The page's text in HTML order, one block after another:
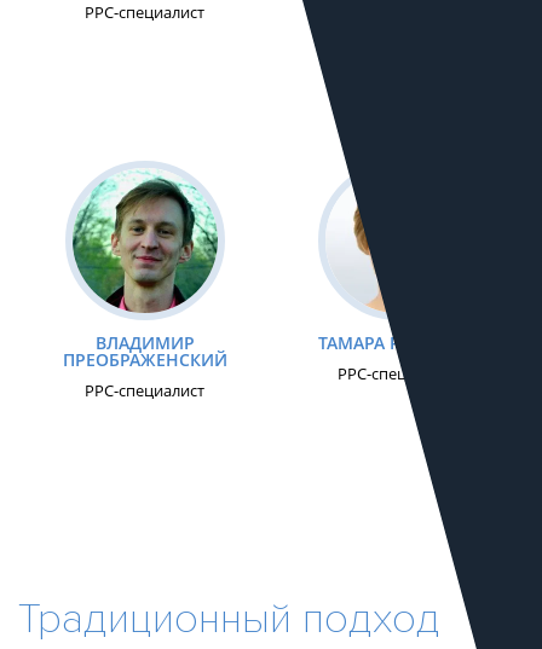
PPC-специалист
ВЛАДИМИР
ПРЕОБРАЖЕНСКИЙ
PPC-специалист
ТАМАРА РЫЖКОВА
PPC-специалист
Традиционный подход